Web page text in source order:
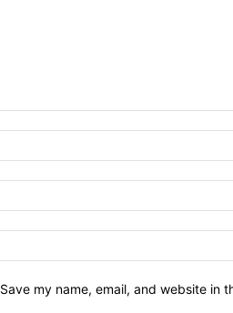
Save my name, email, and website in